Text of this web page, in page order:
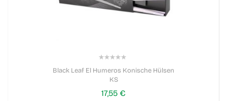
Black Leaf El Humeros Konische Hülsen
KS
17,55 €